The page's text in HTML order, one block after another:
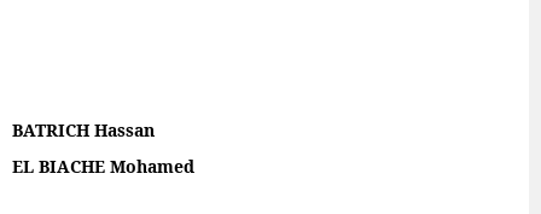
BATRICH Hassan
EL BIACHE Mohamed